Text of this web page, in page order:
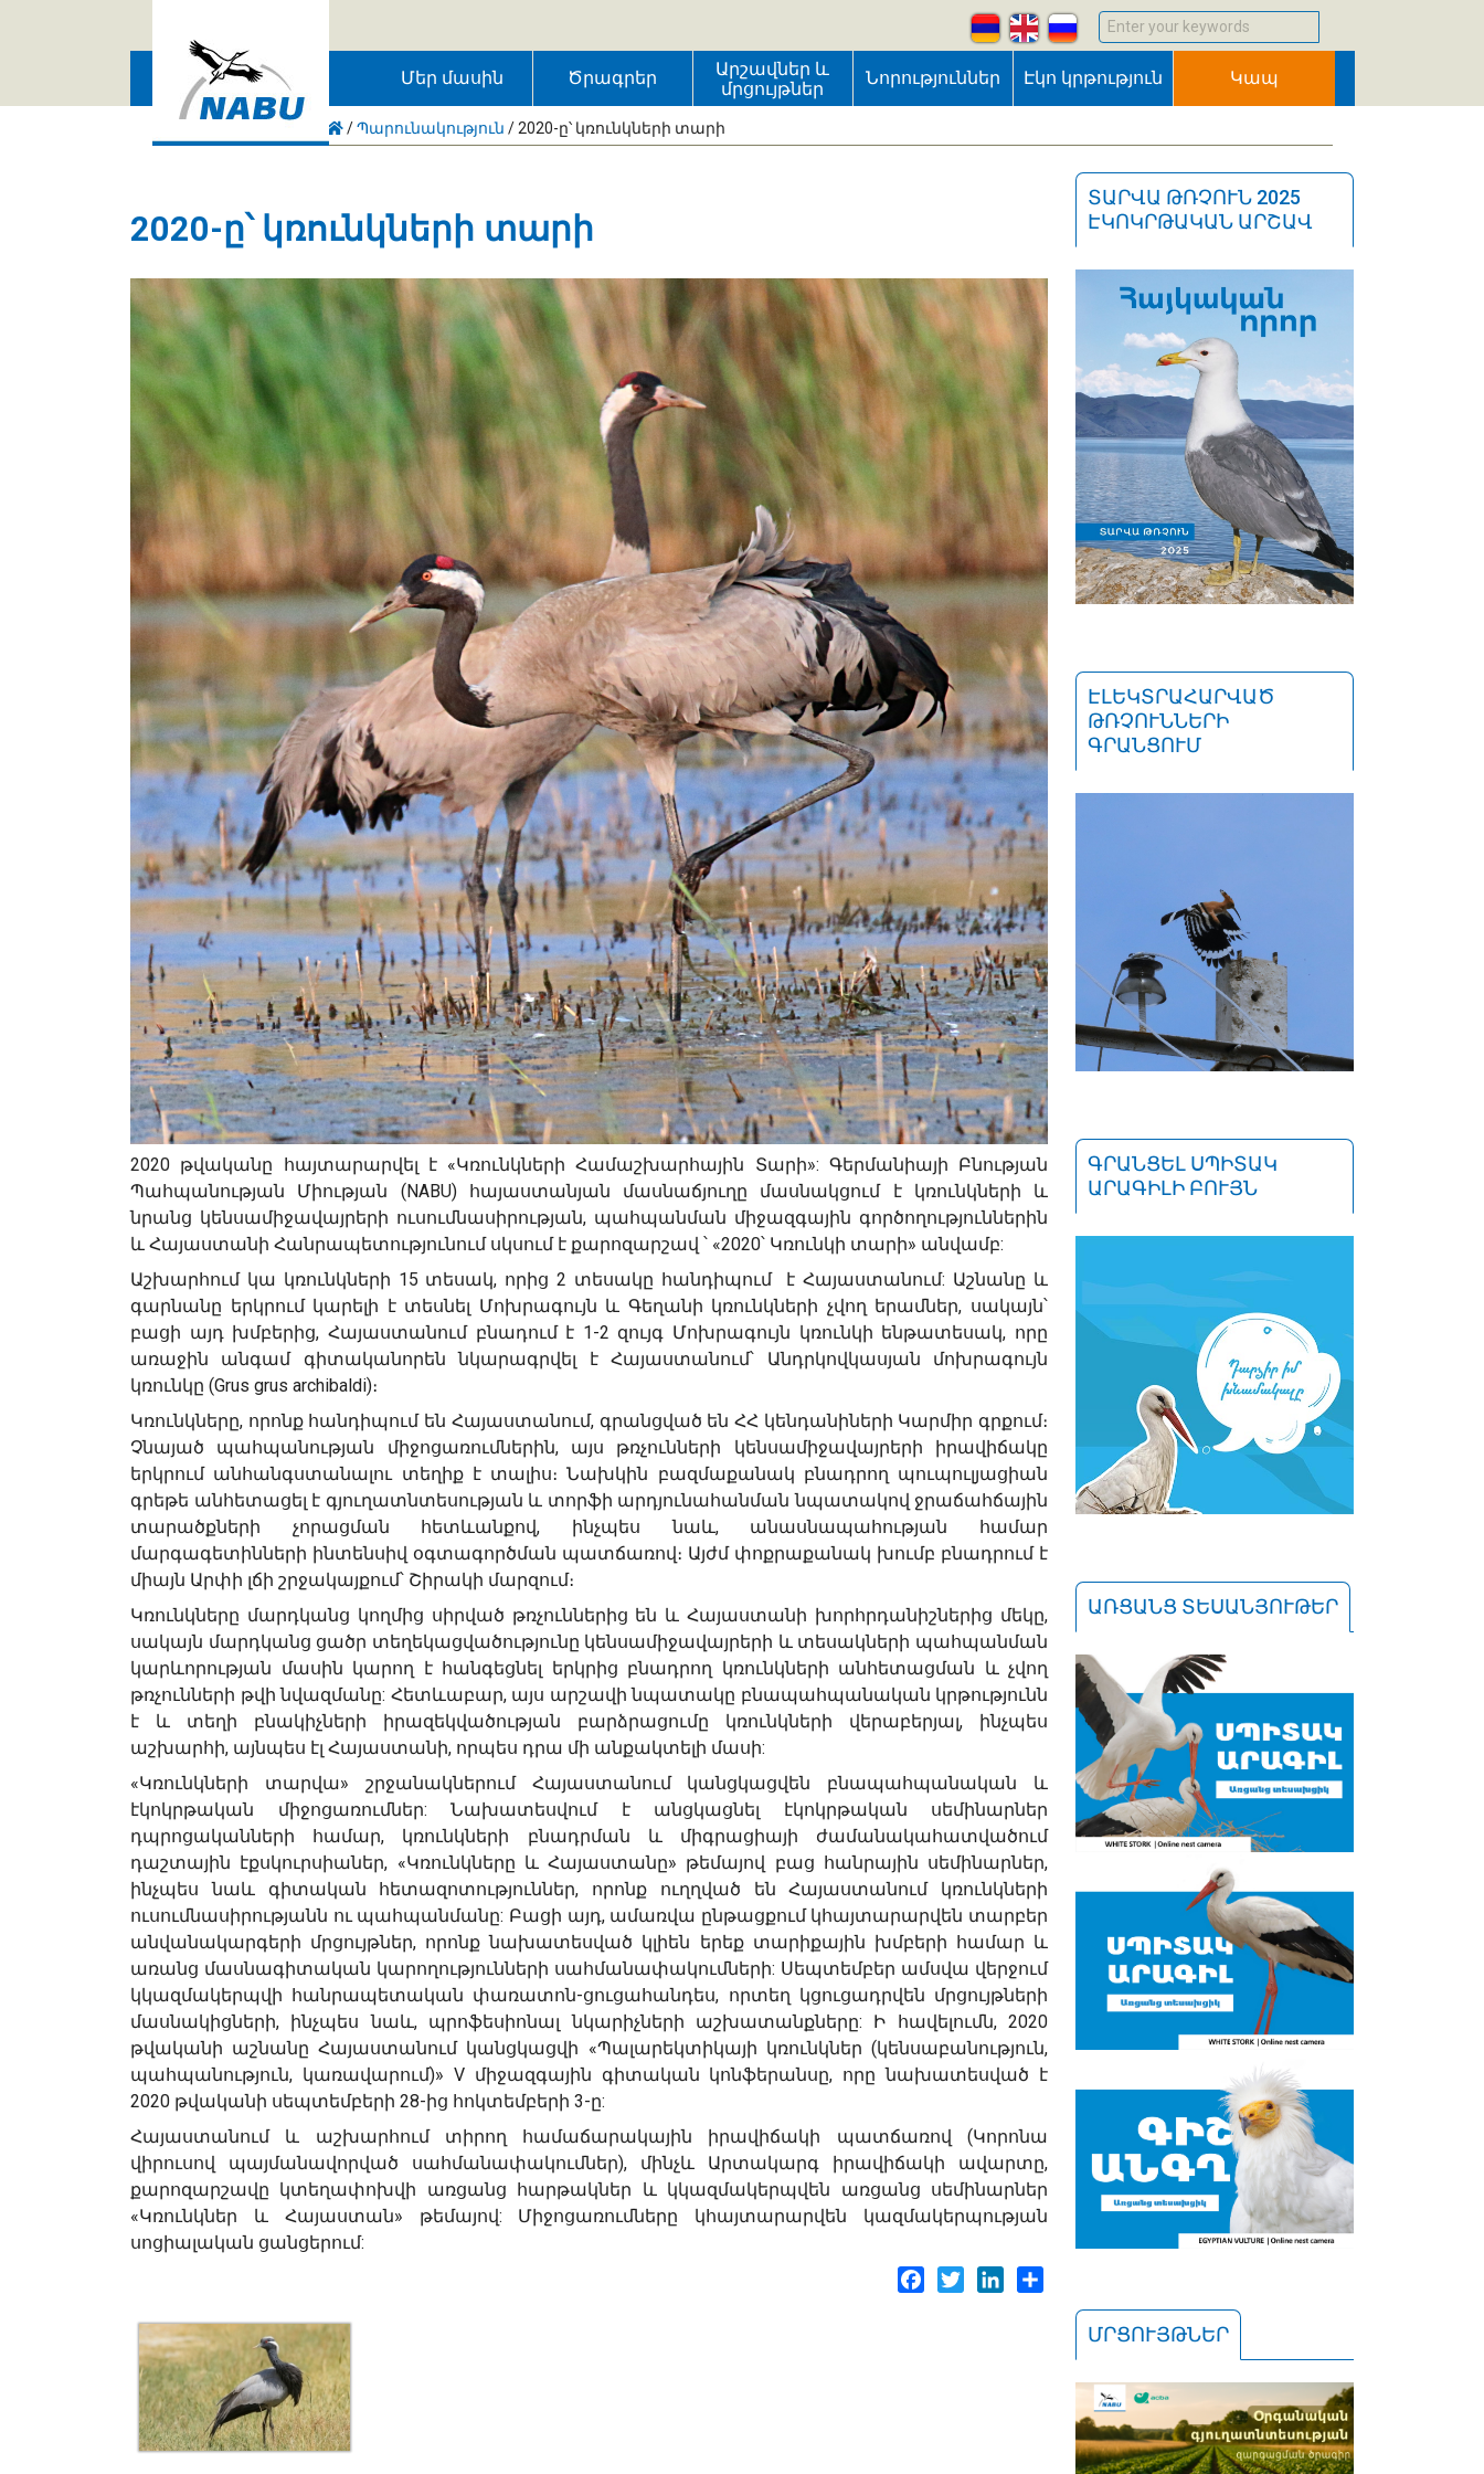
Enter your keywords
Մեր մասին Ծրագրեր
Արշավներ և
մրցույթներ
Նորություններ Էկո կրթություն Կապ
/Պարունակություն /2020-ը՝ կռունկների տարի
2020-ը՝ կռունկների տարի
2020 թվականը հայտարարվել է «Կռունկների Համաշխարհային Տարի»: Գերմանիայի Բնության
Պահպանության Միության (NABU) հայաստանյան մասնաճյուղը մասնակցում է կռունկների և
նրանց կենսամիջավայրերի ուսումնասիրության, պահպանման միջազգային գործողություններին
և Հայաստանի Հանրապետությունում սկսում է քարոզարշավ ՝ «2020՝ Կռունկի տարի» անվամբ:
Աշխարհում կա կռունկների 15 տեսակ, որից 2 տեսակը հանդիպում է Հայաստանում: Աշնանը և
գարնանը երկրում կարելի է տեսնել Մոխրագույն և Գեղանի կռունկների չվող երամներ, սակայն՝
բացի այդ խմբերից, Հայաստանում բնադում է 1-2 զույգ Մոխրագույն կռունկի ենթատեսակ, որը
առաջին անգամ գիտականորեն նկարագրվել է Հայաստանում՝ Անդրկովկասյան մոխրագույն
կռունկը (Grus grus archibaldi)։
Կռունկները, որոնք հանդիպում են Հայաստանում, գրանցված են ՀՀ կենդանիների Կարմիր գրքում։
Չնայած պահպանության միջոցառումներին, այս թռչունների կենսամիջավայրերի իրավիճակը
երկրում անհանգստանալու տեղիք է տալիս։ Նախկին բազմաքանակ բնադրող պուպուլյացիան
գրեթե անհետացել է գյուղատնտեսության և տորֆի արդյունահանման նպատակով ջրաճահճային
տարածքների չորացման հետևանքով, ինչպես նաև, անասնապահության համար
մարգագետինների ինտենսիվ օգտագործման պատճառով։ Այժմ փոքրաքանակ խումբ բնադրում է
միայն Արփի լճի շրջակայքում՝ Շիրակի մարզում։
Կռունկները մարդկանց կողմից սիրված թռչուններից են և Հայաստանի խորհրդանիշներից մեկը,
սակայն մարդկանց ցածր տեղեկացվածությունը կենսամիջավայրերի և տեսակների պահպանման
կարևորության մասին կարող է հանգեցնել երկրից բնադրող կռունկների անհետացման և չվող
թռչունների թվի նվազմանը: Հետևաբար, այս արշավի նպատակը բնապահպանական կրթությունն
է և տեղի բնակիչների իրազեկվածության բարձրացումը կռունկների վերաբերյալ, ինչպես
աշխարհի, այնպես էլ Հայաստանի, որպես դրա մի անքակտելի մասի:
«Կռունկների տարվա» շրջանակներում Հայաստանում կանցկացվեն բնապահպանական և
էկոկրթական միջոցառումներ: Նախատեսվում է անցկացնել էկոկրթական սեմինարներ
դպրոցականների համար, կռունկների բնադրման և միգրացիայի ժամանակահատվածում
դաշտային էքսկուրսիաներ, «Կռունկները և Հայաստանը» թեմայով բաց հանրային սեմինարներ,
ինչպես նաև գիտական հետազոտություններ, որոնք ուղղված են Հայաստանում կռունկների
ուսումնասիրությանն ու պահպանմանը: Բացի այդ, ամառվա ընթացքում կհայտարարվեն տարբեր
անվանակարգերի մրցույթներ, որոնք նախատեսված կլիեն երեք տարիքային խմբերի համար և
առանց մասնագիտական կարողությունների սահմանափակումների: Սեպտեմբեր ամսվա վերջում
կկազմակերպվի հանրապետական փառատոն-ցուցահանդես, որտեղ կցուցադրվեն մրցույթների
մասնակիցների, ինչպես նաև, պրոֆեսիոնալ նկարիչների աշխատանքները: Ի հավելումն, 2020
թվականի աշնանը Հայաստանում կանցկացվի «Պալարեկտիկայի կռունկներ (կենսաբանություն,
պահպանություն, կառավարում)» V միջազգային գիտական կոնֆերանսը, որը նախատեսված է
2020 թվականի սեպտեմբերի 28-ից հոկտեմբերի 3-ը:
Հայաստանում և աշխարհում տիրող համաճարակային իրավիճակի պատճառով (Կորոնա
վիրուսով պայմանավորված սահմանափակումներ), մինչև Արտակարգ իրավիճակի ավարտը,
քարոզարշավը կտեղափոխվի առցանց հարթակներ և կկազմակերպվեն առցանց սեմինարներ
«Կռունկներ և Հայաստան» թեմայով: Միջոցառումները կհայտարարվեն կազմակերպության
սոցիալական ցանցերում:
Facebook
Twitter LinkedIn
ՏԱՐՎԱ ԹՌՉՈՒՆ 2025
ԷԿՈԿՐԹԱԿԱՆ ԱՐՇԱՎ
ԷԼԵԿՏՐԱՀԱՐՎԱԾ
ԹՌՉՈՒՆՆԵՐԻ
ԳՐԱՆՑՈՒՄ
ԳՐԱՆՑԵԼ ՍՊԻՏԱԿ
ԱՐԱԳԻԼԻ ԲՈՒՅՆ
ԱՌՑԱՆՑ ՏԵՍԱՆՅՈՒԹԵՐ
ՄՐՑՈՒՅԹՆԵՐ